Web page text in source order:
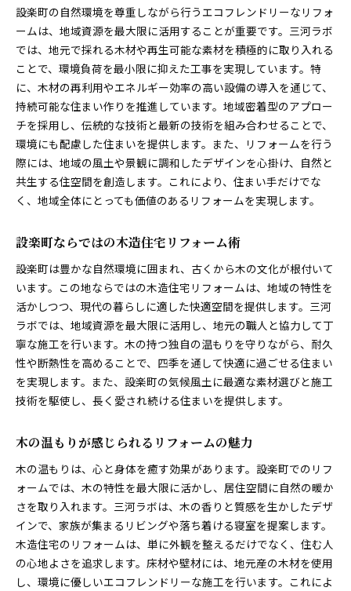
設楽町の自然環境を尊重しながら行うエコフレンドリーなリフォ
ームは、地域資源を最大限に活用することが重要です。三河ラボ
では、地元で採れる木材や再生可能な素材を積極的に取り入れる
ことで、環境負荷を最小限に抑えた工事を実現しています。特
に、木材の再利用やエネルギー効率の高い設備の導入を通じて、
持続可能な住まい作りを推進しています。地域密着型のアプロー
チを採用し、伝統的な技術と最新の技術を組み合わせることで、
環境にも配慮した住まいを提供します。また、リフォームを行う
際には、地域の風土や景観に調和したデザインを心掛け、自然と
共生する住空間を創造します。これにより、住まい手だけでな
く、地域全体にとっても価値のあるリフォームを実現します。
設楽町ならではの木造住宅リフォーム術
設楽町は豊かな自然環境に囲まれ、古くから木の文化が根付いて
います。この地ならではの木造住宅リフォームは、地域の特性を
活かしつつ、現代の暮らしに適した快適空間を提供します。三河
ラボでは、地域資源を最大限に活用し、地元の職人と協力して丁
寧な施工を行います。木の持つ独自の温もりを守りながら、耐久
性や断熱性を高めることで、四季を通して快適に過ごせる住まい
を実現します。また、設楽町の気候風土に最適な素材選びと施工
技術を駆使し、長く愛され続ける住まいを提供します。
木の温もりが感じられるリフォームの魅力
木の温もりは、心と身体を癒す効果があります。設楽町でのリフ
ォームでは、木の特性を最大限に活かし、居住空間に自然の暖か
さを取り入れます。三河ラボは、木の香りと質感を生かしたデザ
インで、家族が集まるリビングや落ち着ける寝室を提案します。
木造住宅のリフォームは、単に外観を整えるだけでなく、住む人
の心地よさを追求します。床材や壁材には、地元産の木材を使用
し、環境に優しいエコフレンドリーな施工を行います。これによ